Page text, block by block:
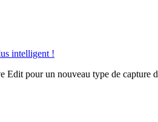
intelligent !
pour un nouveau type de capture